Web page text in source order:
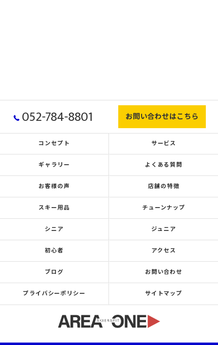
052-784-8801 お問い合わせはこちら
コンセプト サービス
ギャラリー よくある質問
お客様の声 店舗の特徴
スキー用品 チューンナップ
シニア ジュニア
初心者 アクセス
ブログ お問い合わせ
プライバシーポリシー サイトマップ